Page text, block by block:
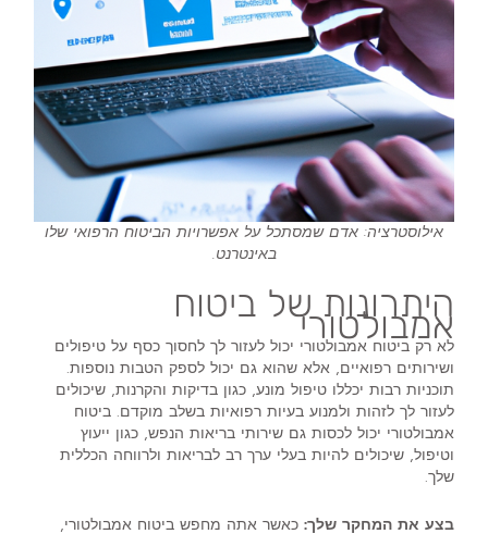
אילוסטרציה: אדם שמסתכל על אפשרויות הביטוח הרפואי שלו
באינטרנט.
היתרונות של ביטוח
אמבולטורי
לא רק ביטוח אמבולטורי יכול לעזור לך לחסוך כסף על טיפולים
ושירותים רפואיים, אלא שהוא גם יכול לספק הטבות נוספות.
תוכניות רבות יכללו טיפול מונע, כגון בדיקות והקרנות, שיכולים
לעזור לך לזהות ולמנוע בעיות רפואיות בשלב מוקדם. ביטוח
אמבולטורי יכול לכסות גם שירותי בריאות הנפש, כגון ייעוץ
וטיפול, שיכולים להיות בעלי ערך רב לבריאות ולרווחה הכללית
שלך.
בצע את המחקר שלך: כאשר אתה מחפש ביטוח אמבולטורי,